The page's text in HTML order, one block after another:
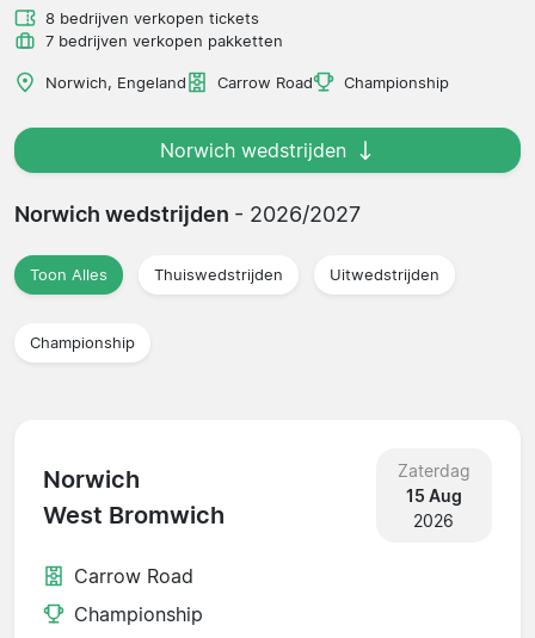
8 bedrijven verkopen tickets
7 bedrijven verkopen pakketten
Norwich, Engeland Carrow Road Championship
Norwich wedstrijden
Norwich wedstrijden - 2026/2027
Toon Alles Thuiswedstrijden Uitwedstrijden
Championship
Norwich
West Bromwich
Zaterdag
15 Aug
2026
Carrow Road
Championship